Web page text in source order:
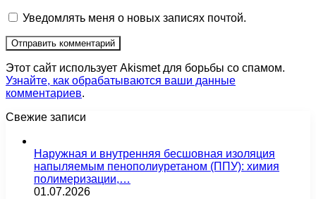
Уведомлять меня о новых записях почтой.
Этот сайт использует Akismet для борьбы со спамом.
Узнайте, как обрабатываются ваши данные
комментариев.
Свежие записи
Наружная и внутренняя бесшовная изоляция
напыляемым пенополиуретаном (ППУ): химия
полимеризации,…
01.07.2026